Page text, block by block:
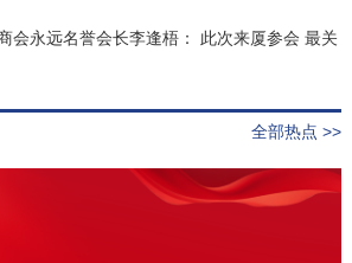
会永远名誉会长李逢梧： 此次来厦参会 最关
全部热点 >>